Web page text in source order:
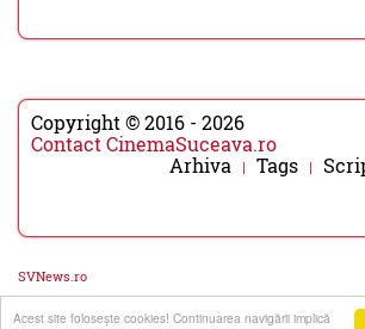
Acest site foloseşte cookies! Continuarea navigării implică
Copyright © 2016 - 2026
Contact CinemaSuceava.ro
Arhiva
Tags
SVNews.ro